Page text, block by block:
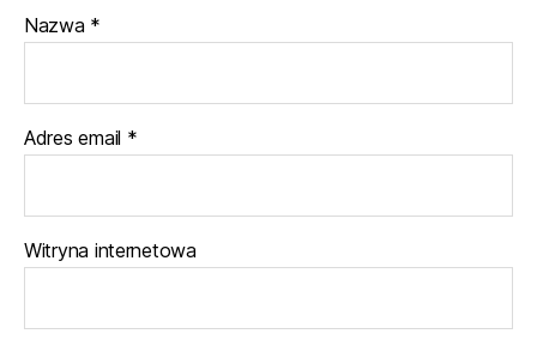
Nazwa *
Adres email *
Witryna internetowa